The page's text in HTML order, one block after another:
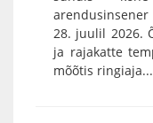
28. juulil 2026.
ja rajakatte
mõõtis ringiaja...